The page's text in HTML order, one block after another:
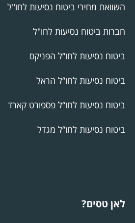
השוואת מחירי ביטוח נסיעות לחו"ל
חברות ביטוח נסיעות לחו"ל
ביטוח נסיעות לחו”ל הפניקס
ביטוח נסיעות לחו”ל הראל
ביטוח נסיעות לחו”ל פספורט קארד
ביטוח נסיעות לחו”ל מגדל
לאן טסים?